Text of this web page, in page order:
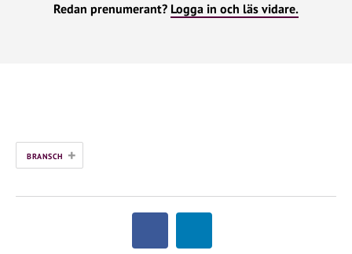
Redan prenumerant? Logga in och läs vidare.
BRANSCH +